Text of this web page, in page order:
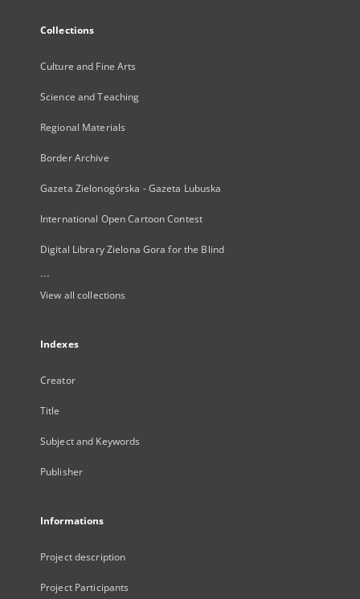
Collections
Culture and Fine Arts
Science and Teaching
Regional Materials
Border Archive
Gazeta Zielonogórska - Gazeta Lubuska
International Open Cartoon Contest
Digital Library Zielona Gora for the Blind
...
View all collections
Indexes
Creator
Title
Subject and Keywords
Publisher
Informations
Project description
Project Participants